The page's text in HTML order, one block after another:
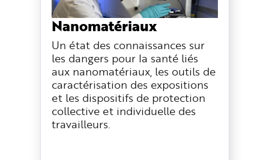
Nanomatériaux
Un état des connaissances sur
les dangers pour la santé liés
aux nanomatériaux, les outils de
caractérisation des expositions
et les dispositifs de protection
collective et individuelle des
travailleurs.